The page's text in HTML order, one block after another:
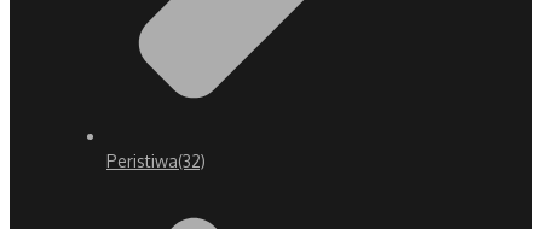
Peristiwa(32)